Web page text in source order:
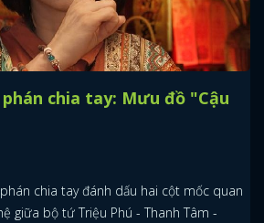
chia tay: Mưu đồ "Cậu
chia tay đánh dấu hai cột mốc quan
giữa bộ tứ Triệu Phú - Thanh Tâm -